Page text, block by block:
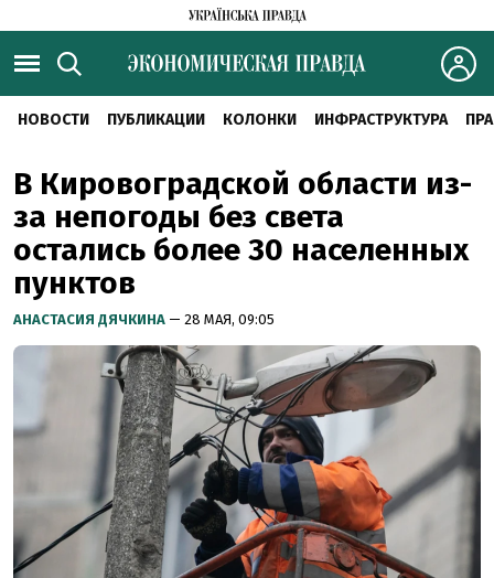
НОВОСТИ ПУБЛИКАЦИИ КОЛОНКИ ИНФРАСТРУКТУРА
В Кировоградской области из-
за непогоды без света
остались более 30 населенных
пунктов
АНАСТАСИЯ ДЯЧКИНА — 28 МАЯ, 09:05